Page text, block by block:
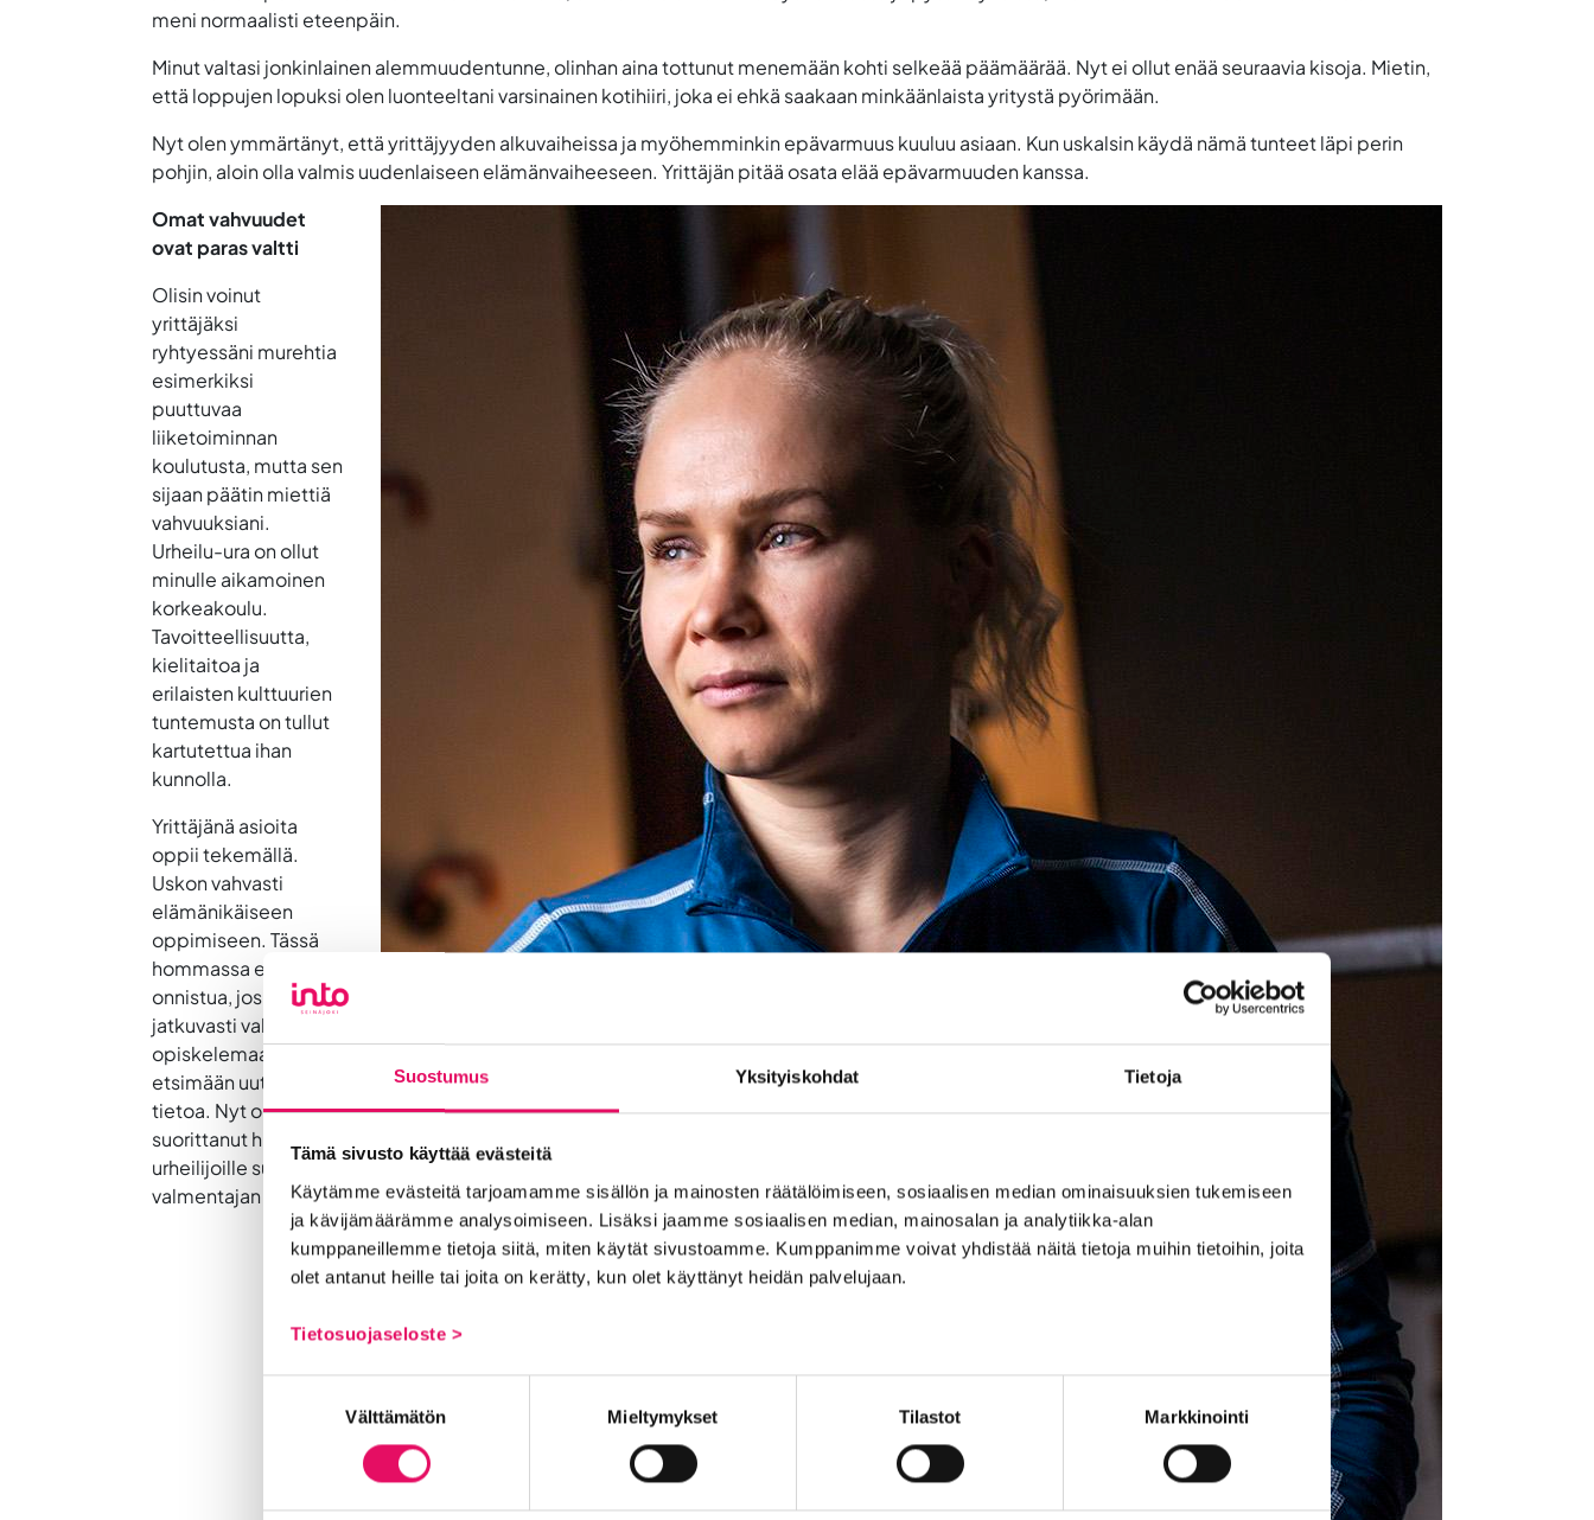
Suostumus Yksityiskohdat Tietoja
Tämä sivusto käyttää evästeitä
Käytämme evästeitä tarjoamamme sisällön ja mainosten räätälöimiseen, sosiaalisen median ominaisuuksien tukemiseen
ja kävijämäärämme analysoimiseen. Lisäksi jaamme sosiaalisen median, mainosalan ja analytiikka-alan
kumppaneillemme tietoja siitä, miten käytät sivustoamme. Kumppanimme voivat yhdistää näitä tietoja muihin tietoihin, joita
olet antanut heille tai joita on kerätty, kun olet käyttänyt heidän palvelujaan.
Tietosuojaseloste >
Välttämätön Mieltymykset Tilastot Markkinointi
meni normaalisti eteenpäin.
Minut valtasi jonkinlainen alemmuudentunne, olinhan aina tottunut menemään kohti selkeää päämäärää. Nyt ei ollut enää seuraavia kisoja. Mietin,
että loppujen lopuksi olen luonteeltani varsinainen kotihiiri, joka ei ehkä saakaan minkäänlaista yritystä pyörimään.
Nyt olen ymmärtänyt, että yrittäjyyden alkuvaiheissa ja myöhemminkin epävarmuus kuuluu asiaan. Kun uskalsin käydä nämä tunteet läpi perin
pohjin, aloin olla valmis uudenlaiseen elämänvaiheeseen. Yrittäjän pitää osata elää epävarmuuden kanssa.
Omat vahvuudet
ovat paras valtti
Olisin voinut
yrittäjäksi
ryhtyessäni murehtia
esimerkiksi
puuttuvaa
liiketoiminnan
koulutusta, mutta sen
sijaan päätin miettiä
vahvuuksiani.
Urheilu-ura on ollut
minulle aikamoinen
korkeakoulu.
Tavoitteellisuutta,
kielitaitoa ja
erilaisten kulttuurien
tuntemusta on tullut
kartutettua ihan
kunnolla.
Yrittäjänä asioita
oppii tekemällä.
Uskon vahvasti
elämänikäiseen
oppimiseen. Tässä
hommassa ei voi
onnistua, jos ei ole
jatkuvasti valmis
opiskelemaan ja
etsimään uutta
tietoa. Nyt olenkin
suorittanut huippu-
urheilijoille suunnatun
valmentajan